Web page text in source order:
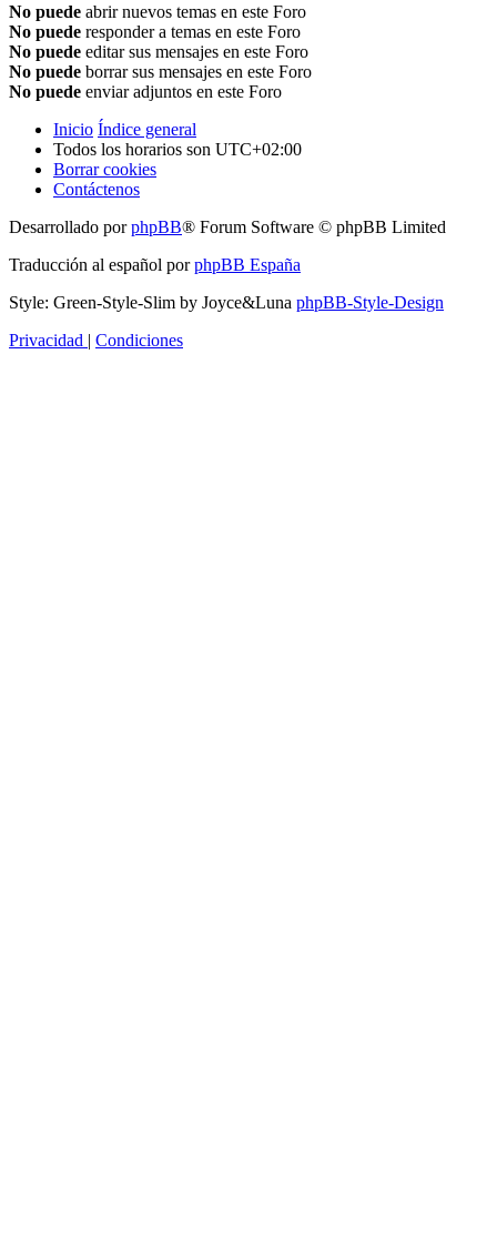
No puede abrir nuevos temas en este Foro
No puede responder a temas en este Foro
No puede editar sus mensajes en este Foro
No puede borrar sus mensajes en este Foro
No puede enviar adjuntos en este Foro
Inicio Índice general
Todos los horarios son UTC+02:00
Borrar cookies
Contáctenos
Desarrollado porphpBB® Forum Software © phpBB Limited
Traducción al español porphpBB España
Style: Green-Style-Slim by Joyce&Luna phpBB-Style-Design
Privacidad | Condiciones